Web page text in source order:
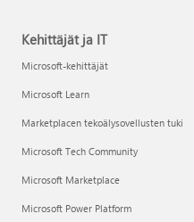
Kehittäjät ja IT
Microsoft-kehittäjät
Microsoft Learn
Marketplacen tekoälysovellusten tuki
Microsoft Tech Community
Microsoft Marketplace
Microsoft Power Platform